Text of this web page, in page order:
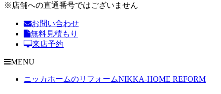
※店舗への直通番号ではございません
お問い合わせ
無料見積もり
来店予約
MENU
ニッカホームのリフォームNIKKA-HOME REFORM